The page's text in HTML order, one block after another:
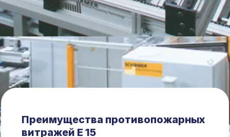
Преимущества противопожарных
витражей Е 15